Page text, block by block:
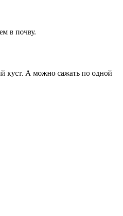
в почву.
куст. А можно сажать по одной